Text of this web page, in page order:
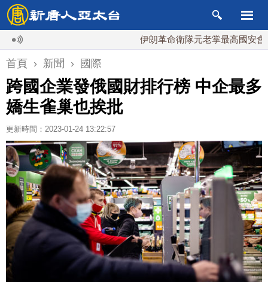
伊朗革命衛隊元老掌最高國安會 內鬥
首頁 › 新聞 › 國際
跨國企業發俄國財排行榜 中企最多
嬌生雀巢也挨批
更新時間：2023-01-24 13:22:57